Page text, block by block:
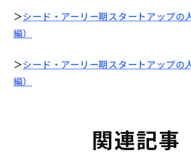
＞シード・アーリー期スタートアップの
編）
＞シード・アーリー期スタートアップの
編）
関連記事